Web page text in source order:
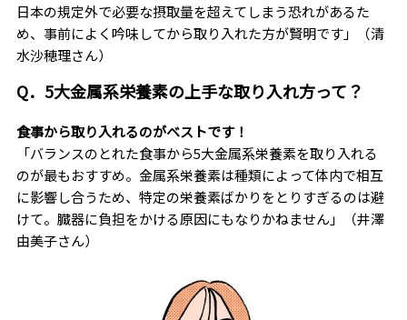
日本の規定外で必要な摂取量を超えてしまう恐れがあるた
め、事前によく吟味してから取り入れた方が賢明です」（清
水沙穂理さん）
Q．5大金属系栄養素の上手な取り入れ方って？
食事から取り入れるのがベストです！
「バランスのとれた食事から5大金属系栄養素を取り入れる
のが最もおすすめ。金属系栄養素は種類によって体内で相互
に影響し合うため、特定の栄養素ばかりをとりすぎるのは避
けて。臓器に負担をかける原因にもなりかねません」（井澤
由美子さん）